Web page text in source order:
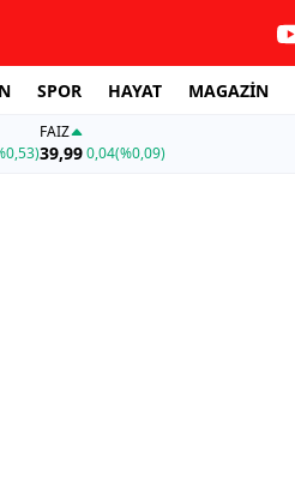
SPOR HAYAT MAGAZİN
FAİZ
39,990,04(%0,09)